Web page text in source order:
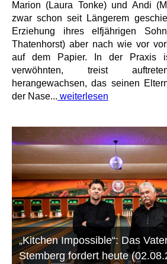
Marion (Laura Tonke) und Andi
zwar schon seit Längerem
Erziehung ihres elfjährigen
Thatenhorst) aber nach wie vor
auf dem Papier. In der Praxis
verwöhnten, treist
herangewachsen, das seinen
der Nase... weiterlesen
„Kitchen Impossible“: Das
Stemberg fordert heute